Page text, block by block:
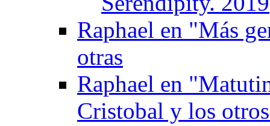
Raphael en "Más
otras
Raphael en
Cristobal y los